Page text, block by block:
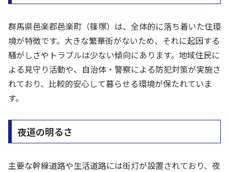
群馬県邑楽郡邑楽町（篠塚）は、全体的に落ち着いた住環
境が特徴です。大きな繁華街がないため、それに起因する
騒がしさやトラブルは少ない傾向にあります。地域住民に
よる見守り活動や、自治体・警察による防犯対策が実施さ
れており、比較的安心して暮らせる環境が保たれていま
す。
夜道の明るさ
主要な幹線道路や生活道路には街灯が設置されており、夜